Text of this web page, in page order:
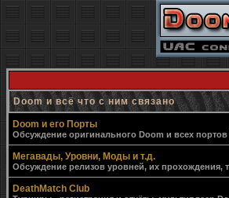
Doom и всё что с ним связано
Doom и его Порты
Обсуждение оригинального Doom и всех
Мегавады, Уровни, Моды и т.д.
Обсуждение релизов уровней, их прохождения,
DeathMatch Club